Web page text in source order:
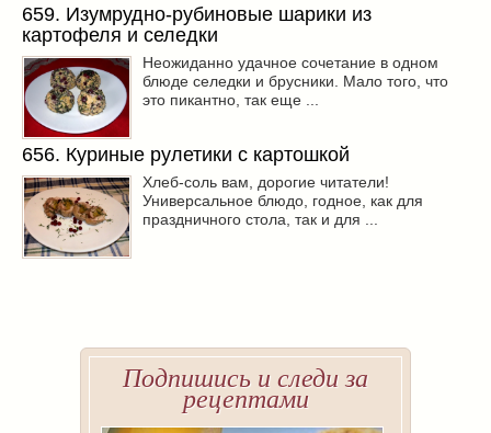
659. Изумрудно-рубиновые шарики из
картофеля и селедки
Неожиданно удачное сочетание в одном
блюде селедки и брусники. Мало того, что
это пикантно, так еще ...
656. Куриные рулетики с картошкой
Хлеб-соль вам, дорогие читатели!
Универсальное блюдо, годное, как для
праздничного стола, так и для ...
Подпишись и следи за
рецептами